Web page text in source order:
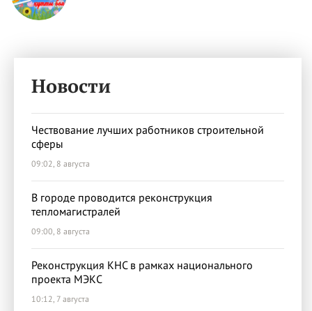
Новости
Чествование лучших работников строительной
сферы
09:02, 8 августа
В городе проводится реконструкция
тепломагистралей
09:00, 8 августа
Реконструкция КНС в рамках национального
проекта МЭКС
10:12, 7 августа